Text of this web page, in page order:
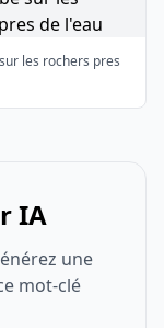
les rochers pres
IA
une
mot-clé